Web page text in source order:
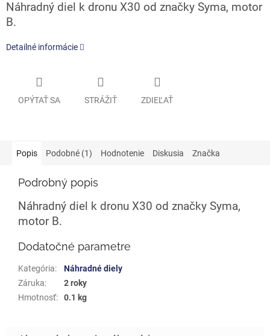
Náhradný diel k dronu X30 od značky Syma, motor
B.
Detailné informácie
OPÝTAŤ SA STRÁŽIŤ ZDIEĽAŤ
Popis Podobné (1) Hodnotenie Diskusia Značka
Podrobný popis
Náhradný diel k dronu X30 od značky Syma,
motor B.
Dodatočné parametre
Kategória:
Náhradné diely
Záruka:
2 roky
Hmotnosť: 0.1 kg